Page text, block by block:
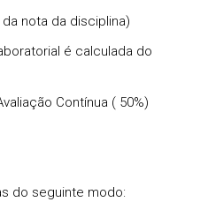
nota da disciplina)
é calculada do
Contínua ( 50%)
do seguinte modo: